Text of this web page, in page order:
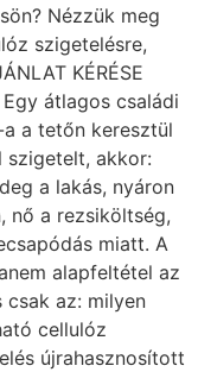
Nézzük meg
szigetelésre,
KÉRÉSE
átlagos családi
a tetőn keresztül
akkor:
a lakás, nyáron
nő a rezsiköltség,
miatt. A
alapfeltétel az
az: milyen
cellulóz
újrahasznosított